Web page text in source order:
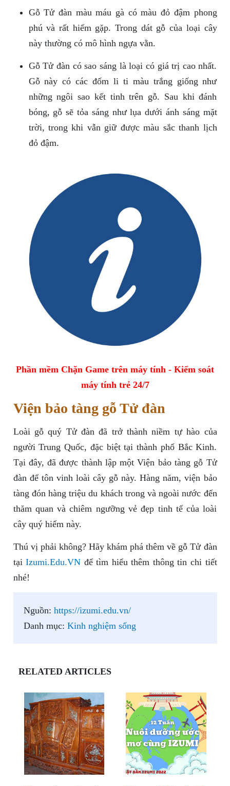
Gỗ Tử đàn màu máu gà có màu đỏ đậm phong
phú và rất hiếm gặp. Trong dát gỗ của loại cây
này thường có mô hình ngựa vằn.
Gỗ Tử đàn có sao sáng là loại có giá trị cao nhất.
Gỗ này có các đốm li ti màu trắng giống như
những ngôi sao kết tinh trên gỗ. Sau khi đánh
bóng, gỗ sẽ tỏa sáng như lụa dưới ánh sáng mặt
trời, trong khi vẫn giữ được màu sắc thanh lịch
đỏ đậm.
Phần mềm Chặn Game trên máy tính - Kiểm soát
máy tính trẻ 24/7
Viện bảo tàng gỗ Tử đàn
Loài gỗ quý Tử đàn đã trở thành niềm tự hào của
người Trung Quốc, đặc biệt tại thành phố Bắc Kinh.
Tại đây, đã được thành lập một Viện bảo tàng gỗ Tử
đàn để tôn vinh loài cây gỗ này. Hàng năm, viện bảo
tàng đón hàng triệu du khách trong và ngoài nước đến
thăm quan và chiêm ngưỡng vẻ đẹp tinh tế của loài
cây quý hiếm này.
Thú vị phải không? Hãy khám phá thêm về gỗ Tử đàn
tạiIzumi.Edu.VN để tìm hiểu thêm thông tin chi tiết
nhé!
Nguồn: https://izumi.edu.vn/
Danh mục: Kinh nghiệm sống
RELATED ARTICLES